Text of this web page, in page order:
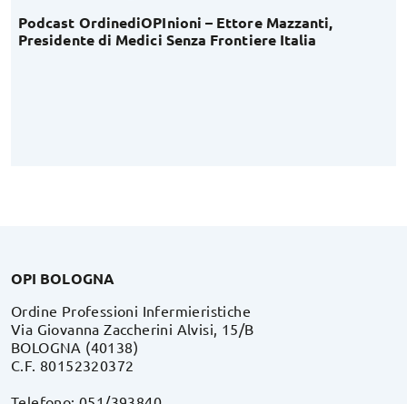
Podcast OrdinediOPInioni – Ettore Mazzanti,
Presidente di Medici Senza Frontiere Italia
OPI BOLOGNA
Ordine Professioni Infermieristiche
Via Giovanna Zaccherini Alvisi, 15/B
BOLOGNA (40138)
C.F. 80152320372